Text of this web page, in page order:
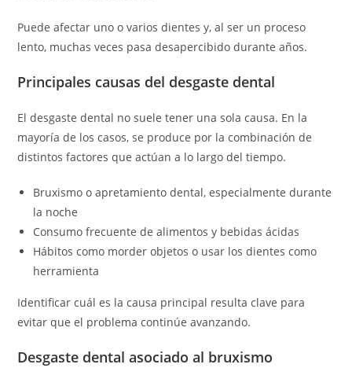
Puede afectar uno o varios dientes y, al ser un proceso
lento, muchas veces pasa desapercibido durante años.
Principales causas del desgaste dental
El desgaste dental no suele tener una sola causa. En la
mayoría de los casos, se produce por la combinación de
distintos factores que actúan a lo largo del tiempo.
Bruxismo o apretamiento dental, especialmente durante
la noche
Consumo frecuente de alimentos y bebidas ácidas
Hábitos como morder objetos o usar los dientes como
herramienta
Identificar cuál es la causa principal resulta clave para
evitar que el problema continúe avanzando.
Desgaste dental asociado al bruxismo